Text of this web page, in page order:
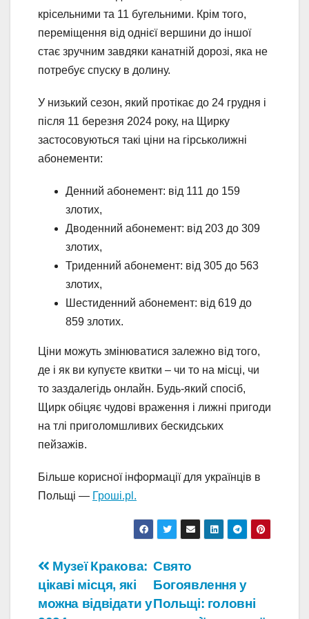
крісельними та 11 бугельними. Крім того,
переміщення від однієї вершини до іншої
стає зручним завдяки канатній дорозі, яка не
потребує спуску в долину.
У низький сезон, який протікає до 24 грудня і
після 11 березня 2024 року, на Щирку
застосовуються такі ціни на гірськолижні
абонементи:
Денний абонемент: від 111 до 159
злотих,
Дводенний абонемент: від 203 до 309
злотих,
Триденний абонемент: від 305 до 563
злотих,
Шестиденний абонемент: від 619 до
859 злотих.
Ціни можуть змінюватися залежно від того,
де і як ви купуєте квитки – чи то на місці, чи
то заздалегідь онлайн. Будь-який спосіб,
Щирк обіцяє чудові враження і лижні пригоди
на тлі приголомшливих бескидських
пейзажів.
Більше корисної інформації для українців в
Польщі — Гроші.pl.
Навігація
записів
Свято
Богоявлення у
Польщі: головні
Музеї Кракова:
цікаві місця, які
можна відвідати у